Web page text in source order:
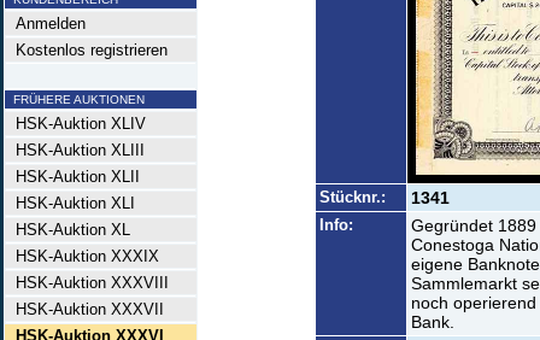
Anmelden
Kostenlos registrieren
FRÜHERE AUKTIONEN
HSK-Auktion XLIV
HSK-Auktion XLIII
HSK-Auktion XLII
HSK-Auktion XLI
HSK-Auktion XL
HSK-Auktion XXXIX
HSK-Auktion XXXVIII
HSK-Auktion XXXVII
HSK-Auktion XXXVI
Stücknr.: 1341
Info:
Gegründet
Conestoga
eigene
Sammlemarkt
noch
Bank.